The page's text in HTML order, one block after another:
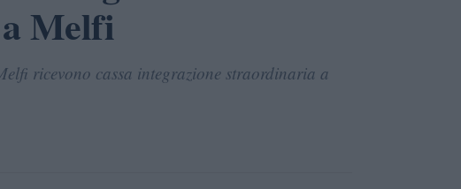
Melfi
ricevono cassa integrazione straordinaria a